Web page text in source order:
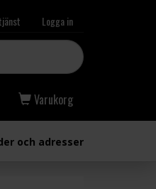
Logga in
Varukorg
och adresser